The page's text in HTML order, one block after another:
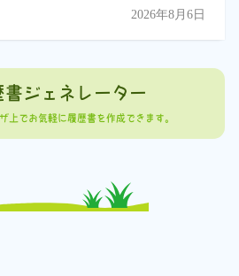
2026年8月6日
書ジェネレーター
上でお気軽に履歴書を作成できます。